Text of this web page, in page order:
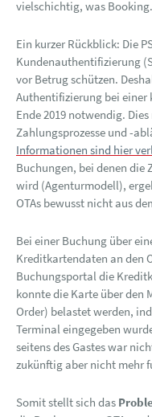
vielschichtig, was
Ein kurzer Rückblick: Die
Kundenauthentifizierung
vor Betrug schützen.
Authentifizierung bei
Ende 2019 notwendig.
Zahlungsprozesse und -
Informationen sind hier
Buchungen, bei denen
wird (Agenturmodell),
OTAs bewusst nicht aus
Bei einer Buchung über
Kreditkartendaten an den
Buchungsportal die
konnte die Karte über den
Order) belastet werden,
Terminal eingegeben
seitens des Gastes war
zukünftig aber nicht mehr
Somit stellt sich das